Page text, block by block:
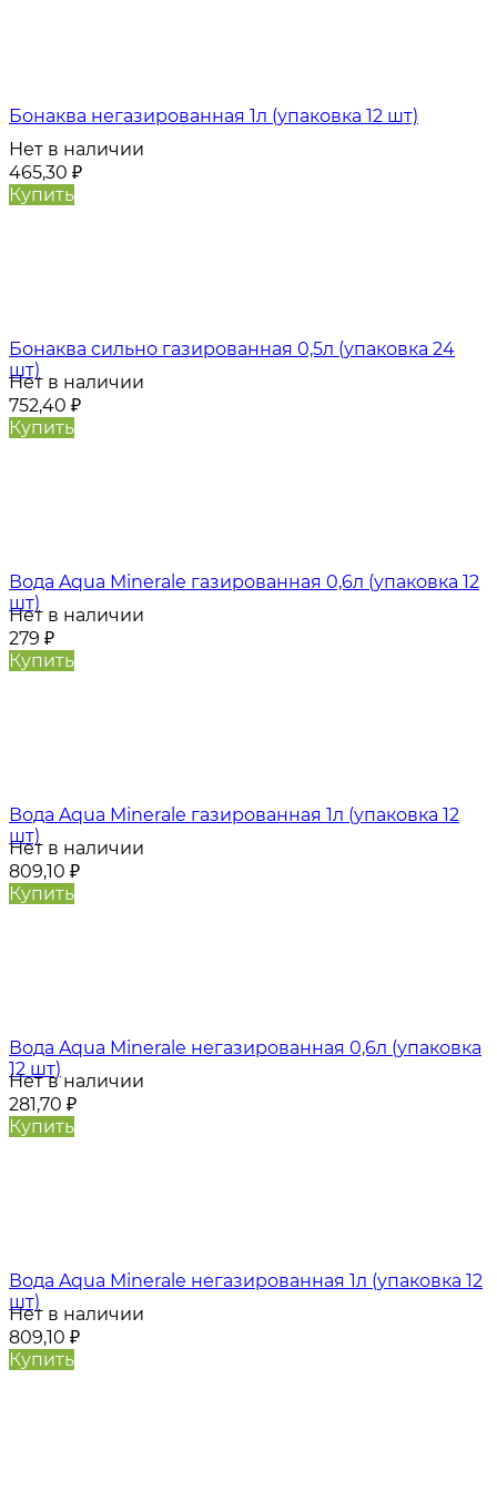
Бонаква негазированная 1л (упаковка 12 шт)
Нет в наличии
465,30 ₽
Купить
Бонаква сильно газированная 0,5л (упаковка 24
шт)
Нет в наличии
752,40 ₽
Купить
Вода Aqua Minerale газированная 0,6л (упаковка 12
шт)
Нет в наличии
279 ₽
Купить
Вода Aqua Minerale газированная 1л (упаковка 12
шт)
Нет в наличии
809,10 ₽
Купить
Вода Aqua Minerale негазированная 0,6л (упаковка
12 шт)
Нет в наличии
281,70 ₽
Купить
Вода Aqua Minerale негазированная 1л (упаковка 12
шт)
Нет в наличии
809,10 ₽
Купить